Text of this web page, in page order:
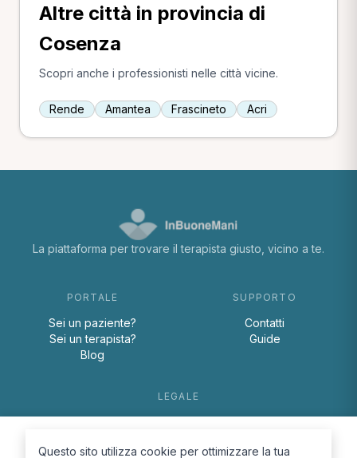
Altre città in provincia di
Cosenza
Scopri anche i professionisti nelle città vicine.
Rende Amantea Frascineto Acri
La piattaforma per trovare il terapista giusto, vicino a te.
PORTALE
Sei un paziente?
Sei un terapista?
Blog
SUPPORTO
Contatti
Guide
LEGALE
Cookie Policy
Questo sito utilizza cookie per ottimizzare la tua